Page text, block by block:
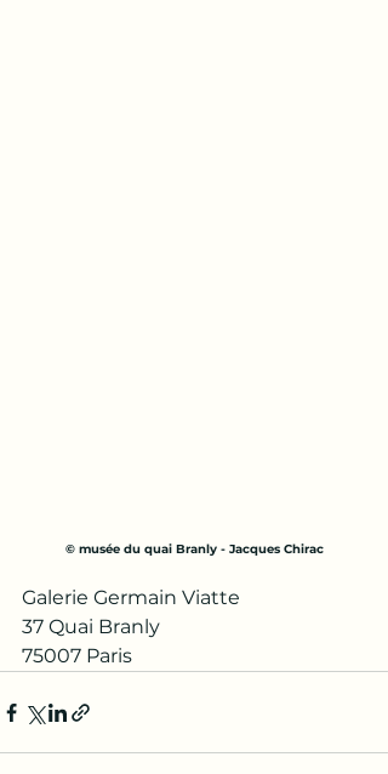
© musée du quai Branly - Jacques Chirac
Galerie Germain Viatte
37 Quai Branly
75007 Paris